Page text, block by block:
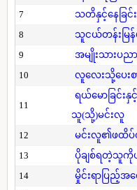
7
သတိနှင့်နေခြင်
8
သူငယ်တန်းမြန်
9
အမျိုးသားပည
10
လူလေးသို့ပေးစ
11
ရယ်မောခြင်းနှ
သူ(သို့)မင်းလူ
12 မင်းလူ၏ဖထိပ်
13
ပိုချစ်ရတဲ့သူကိုယ်
14
မှိုင်းရာပြည့်အ